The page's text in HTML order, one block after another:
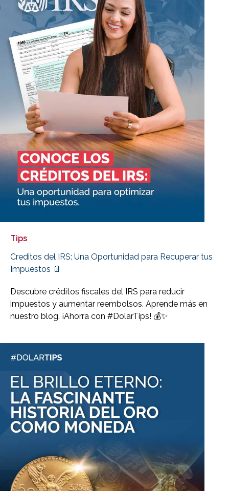
Tips
Creditos del IRS: Una Oportunidad para Recuperar tus
Impuestos 📄
Descubre créditos fiscales del IRS para reducir
impuestos y aumentar reembolsos. Aprende más en
nuestro blog. ¡Ahorra con #DolarTips! 💰✨